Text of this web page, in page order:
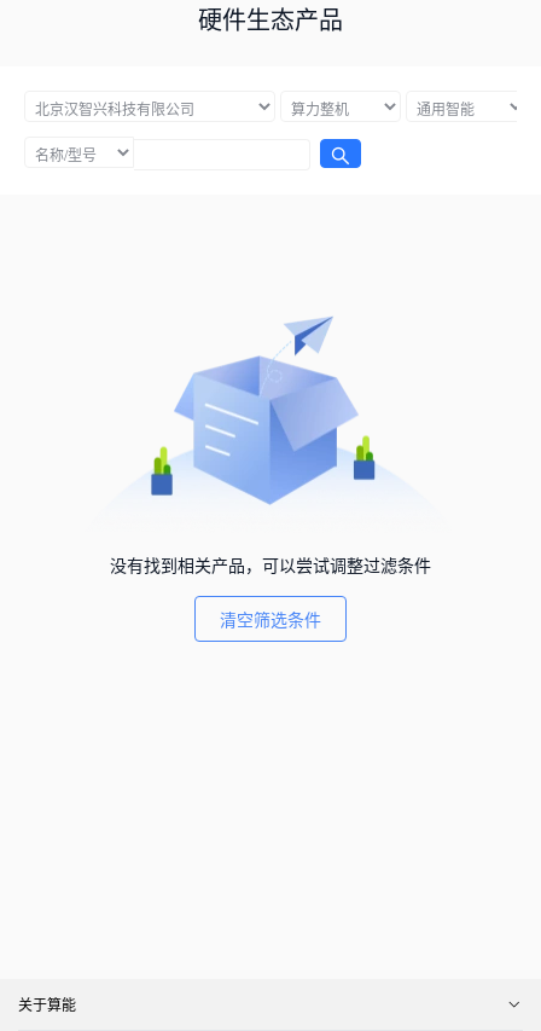
硬件生态产品
没有找到相关产品，可以尝试调整过滤条件
清空筛选条件
关于算能